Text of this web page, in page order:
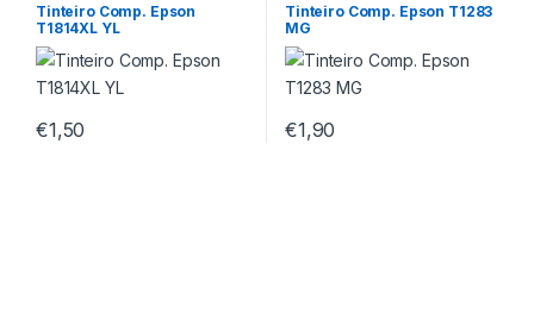
Tinteiro Comp. Epson
T1814XL YL
€1,50
Tinteiro Comp. Epson T1283
MG
€1,90